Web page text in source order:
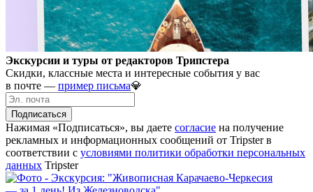
Экскурсии и туры от редакторов Трипстера
Скидки, классные места и интересные события у вас
в почте — пример письма💎
Подписаться
Нажимая «Подписаться», вы даете согласие на получение
рекламных и информационных сообщений от Tripster в
соответствии c условиями политики обработки персональных
данных Tripster